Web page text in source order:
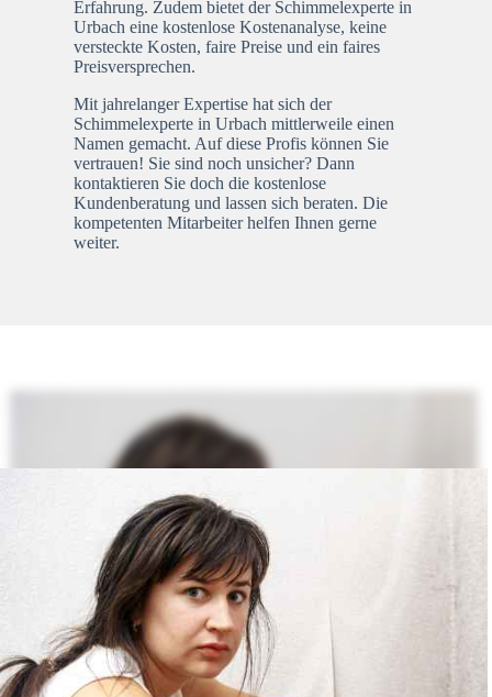
Erfahrung. Zudem bietet der Schimmelexperte in
Urbach eine kostenlose Kostenanalyse, keine
versteckte Kosten, faire Preise und ein faires
Preisversprechen.
Mit jahrelanger Expertise hat sich der
Schimmelexperte in Urbach mittlerweile einen
Namen gemacht. Auf diese Profis können Sie
vertrauen! Sie sind noch unsicher? Dann
kontaktieren Sie doch die kostenlose
Kundenberatung und lassen sich beraten. Die
kompetenten Mitarbeiter helfen Ihnen gerne
weiter.